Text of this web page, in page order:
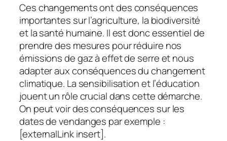
Ces changements ont des conséquences
importantes sur l’agriculture, la biodiversité
et la santé humaine. Il est donc essentiel de
prendre des mesures pour réduire nos
émissions de gaz à effet de serre et nous
adapter aux conséquences du changement
climatique. La sensibilisation et l’éducation
jouent un rôle crucial dans cette démarche.
On peut voir des conséquences sur les
dates de vendanges par exemple :
[externalLink insert].